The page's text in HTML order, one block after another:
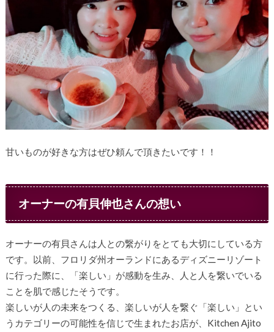
甘いものが好きな方はぜひ頼んで頂きたいです！！
オーナーの有貝伸也さんの想い
オーナーの有貝さんは人との繋がりをとても大切にしている方
です。以前、フロリダ州オーランドにあるディズニーリゾート
に行った際に、「楽しい」が感動を生み、人と人を繋いでいる
ことを肌で感じたそうです。
楽しいが人の未来をつくる、楽しいが人を繋ぐ「楽しい」とい
うカテゴリーの可能性を信じで生まれたお店が、Kitchen Ajito